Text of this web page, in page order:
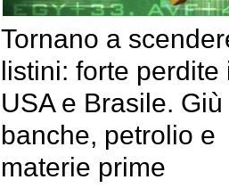
Tornano a
listini: forte perdite
USA e Brasile. Giù
banche, petrolio e
materie prime